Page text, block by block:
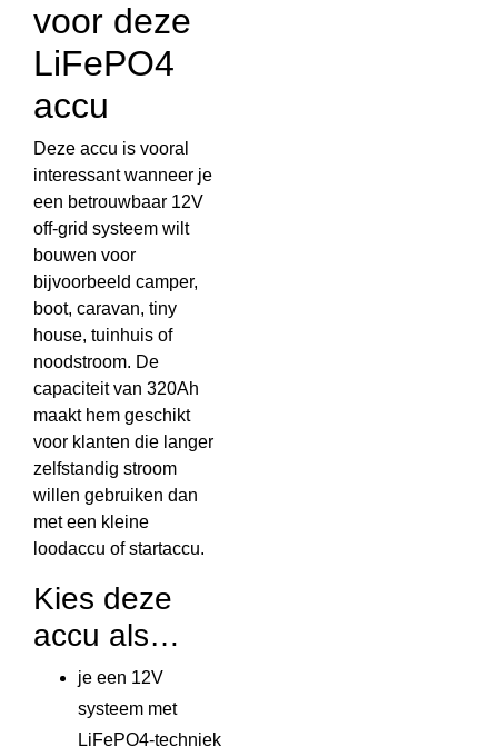
voor deze
LiFePO4
accu
Deze accu is vooral
interessant wanneer je
een betrouwbaar 12V
off-grid systeem wilt
bouwen voor
bijvoorbeeld camper,
boot, caravan, tiny
house, tuinhuis of
noodstroom. De
capaciteit van 320Ah
maakt hem geschikt
voor klanten die langer
zelfstandig stroom
willen gebruiken dan
met een kleine
loodaccu of startaccu.
Kies deze
accu als…
je een 12V
systeem met
LiFePO4-techniek